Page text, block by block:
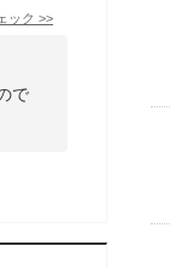
ック >>
で